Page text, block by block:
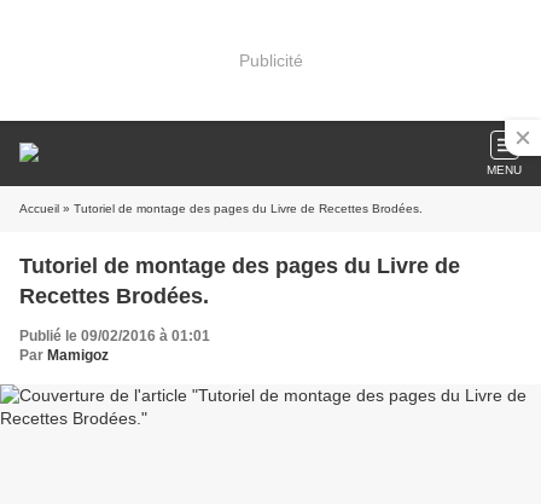
Publicité
MENU
Accueil » Tutoriel de montage des pages du Livre de Recettes Brodées.
Tutoriel de montage des pages du Livre de
Recettes Brodées.
Publié le 09/02/2016 à 01:01
Par Mamigoz